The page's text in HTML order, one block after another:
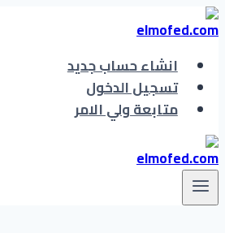
التجاوز
إلى
المحتوىانشاء حساب جديد
تسجيل الدخول
متابعة ولي الامر